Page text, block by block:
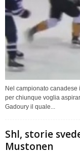
Nel campionato
per chiunque voglia
Gadoury il quale...
Shl, storie
Mustonen